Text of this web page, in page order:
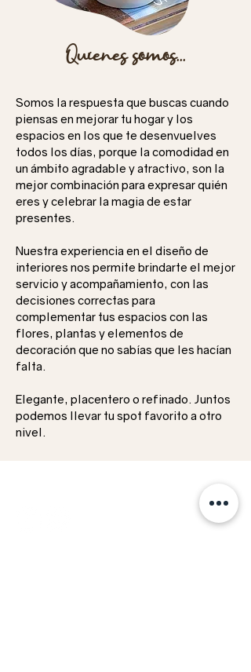
Quienes somos...
Somos la respuesta que buscas cuando
piensas en mejorar tu hogar y los
espacios en los que te desenvuelves
todos los días, porque la comodidad en
un ámbito agradable y atractivo, son la
mejor combinación para expresar quién
eres y celebrar la magia de estar
presentes.
Nuestra experiencia en el diseño de
interiores nos permite brindarte el mejor
servicio y acompañamiento, con las
decisiones correctas para
complementar tus espacios con las
flores, plantas y elementos de
decoración que no sabías que les hacían
falta.
Elegante, placentero o refinado. Juntos
podemos llevar tu spot favorito a otro
nivel.